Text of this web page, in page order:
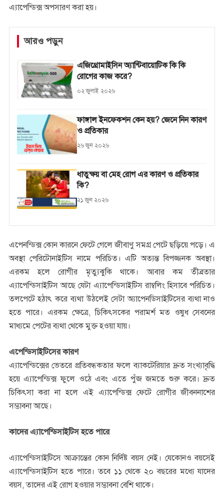
এ্যাপেন্ডিক্স অপসারণ করা হয়।
আরও পড়ুন
এজিথ্রোমাইসিন অ্যান্টিবায়োটিক কি কি
রোগের কাজ করে?
০২ জুলাই ২০২৬
ফাঙ্গাল ইনফেকশন কেন হয়? জেনে নিন কারণ
ও প্রতিকার
২৬ জুন ২০২৬
ধাতুক্ষয় বা মেহ রোগ এর কারণ ও প্রতিকার
কি?
২১ জুন ২০২৬
এপেনন্ডিক্স কোন কারনে ফেটে গেলে জীবাণু সমগ্র পেটে ছড়িয়ে পড়ে। এ
অবস্থা পেরিটোনাইটিস নামে পরিচিত। এটি অত্যন্ত বিপজ্জনক অবস্থা।
এরকম হলে রোগীর মৃত্যুঝুকি থাকে। আবার কম তীব্রতার
এ্যাপেন্ডিসাইটিস আছে যেটা এ্যাপেন্ডিসাইটিস রাম্বলিং হিসাবে পরিচিত।
তলপেটে হঠাৎ করে ব্যথা উঠলেই সেটা অ্যাপেনডিসাইটিসের ব্যথা নাও
হতে পারে। এরকম ক্ষেত্রে, চিকিৎসকের পরামর্শ মত ওষুধ সেবনের
মাধ্যমে পেটের ব্যথা থেকে মুক্ত হওয়া যায়।
এপেন্ডিসাইটিসের কারণ
এ্যাপেন্ডিক্সের ভেতরে প্রতিবন্ধকতার ফলে ব্যাকটেরিয়ার দ্রুত সংখ্যাবৃদ্ধি
হয়ে এ্যাপেন্ডিক্স ফুলে ওঠে এবং এতে পুঁজ জমতে শুরু করে। দ্রুত
চিকিৎসা করা না হলে এই এ্যাপেন্ডিক্স ফেটে রোগীর জীবননাশের
সম্ভাবনা আছে।
কাদের এ্যাপেন্ডিসাইটিস হতে পারে
এ্যাপেন্ডিসাইটিসে আক্রান্তের কোন নির্দিষ্ট বয়স নেই। যেকোনও বয়সেই
এ্যাপেন্ডিসাইটিস হতে পারে। তবে ১১ থেকে ২০ বছরের মধ্যে যাদের
বয়স, তাদের এই রোগ হওয়ার সম্ভাবনা বেশি থাকে।